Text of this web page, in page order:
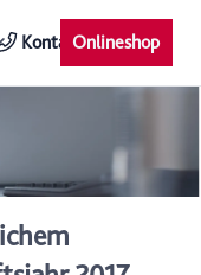
KontaktOnlineshop